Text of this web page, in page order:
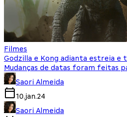
Filmes
Godzilla e Kong adianta estreia
Mudanças de datas foram feitas
Saori Almeida
10.jan.24
Saori Almeida